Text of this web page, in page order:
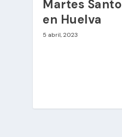
Martes Santo
en Huelva
5 abril, 2023